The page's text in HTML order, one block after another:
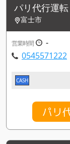
パリ代行運転
富士市
営業時間
-
0545571222
CASH
パリ